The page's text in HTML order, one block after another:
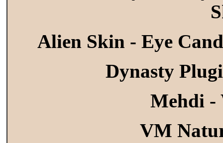
Alien Skin - Eye
Dynasty
Mehdi -
VM